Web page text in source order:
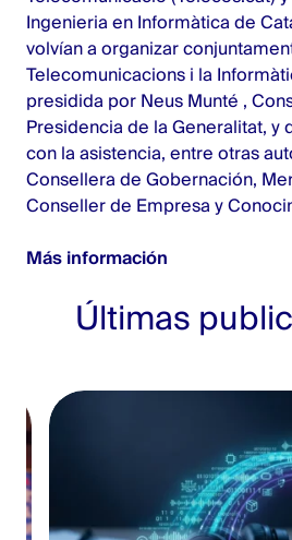
Ingenieria en Informàtica de
volvían a organizar
Telecomunicacions i la
presidida por Neus Munté ,
Presidencia de la Generalitat, y
con la asistencia, entre otras
Consellera de Gobernación,
Conseller de Empresa y
Más información
Últimas